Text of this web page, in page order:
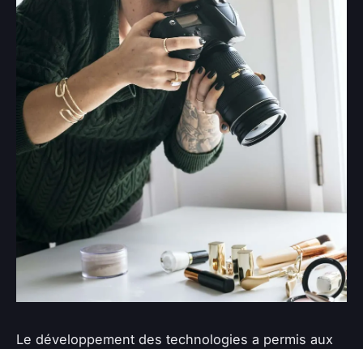
Le développement des technologies a permis aux